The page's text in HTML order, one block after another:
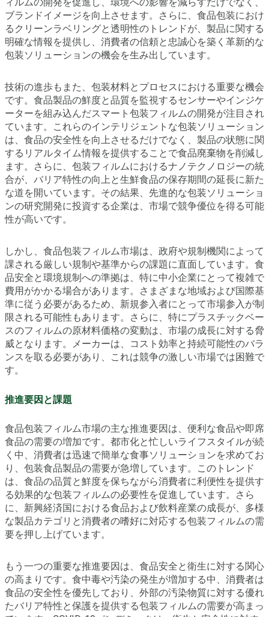
ブランドイメージを向上させます。さらに、食品包装におけ
るクリーンラベリングと透明性のトレンドが、製品に関する
明確な情報を提供し、消費者の信頼と忠誠心を築く革新的な
包装ソリューションの機会を生み出しています。
技術の進歩もまた、包装材料とプロセスにおける重要な機会
です。食品製品の鮮度と品質を監視するセンサーやインジケ
ーターを組み込んだスマート包装フィルムの開発が注目され
ています。これらのインテリジェントな包装ソリューション
は、食品の安全性を向上させるだけでなく、製品の状態に関
するリアルタイム情報を提供することで食品廃棄物を削減し
ます。さらに、包装フィルムにおけるナノテクノロジーの統
合が、バリア特性の向上と生鮮食品の保存期間の延長に新た
な道を開いています。その結果、先進的な包装ソリューショ
ンの研究開発に投資する企業は、市場で競争優位を得る可能
性が高いです。
しかし、食品包装フィルム市場は、政府や規制機関によって
課される厳しい規制や基準からの課題に直面しています。食
品安全と環境規制への準拠は、特に中小企業にとって複雑で
費用がかかる場合があります。さまざまな地域および国際基
準に従う必要があるため、新規参入者にとって市場参入が制
限される可能性もあります。さらに、特にプラスチックベー
スのフィルムの原材料価格の変動は、市場の成長に対する脅
威となります。メーカーは、コスト効率と持続可能性のバラ
ンスを取る必要があり、これは競争の激しい市場では困難で
す。
推進要因と課題
食品包装フィルム市場の主な推進要因は、便利な食品や即席
食品の需要の増加です。都市化と忙しいライフスタイルが続
く中、消費者は迅速で簡単な食事ソリューションを求めてお
り、包装食品製品の需要が急増しています。このトレンド
は、食品の品質と鮮度を保ちながら消費者に利便性を提供す
る効果的な包装フィルムの必要性を促進しています。さら
に、新興経済国における食品および飲料産業の成長が、多様
な製品カテゴリと消費者の嗜好に対応する包装フィルムの需
要を押し上げています。
もう一つの重要な推進要因は、食品安全と衛生に対する関心
の高まりです。食中毒や汚染の発生が増加する中、消費者は
食品の安全性を優先しており、外部の汚染物質に対する優れ
たバリア特性と保護を提供する包装フィルムの需要が高まっ